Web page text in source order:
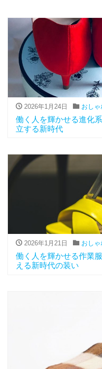
2026年1月24日 おしゃ
働く人を輝かせる進化
立する新時代
2026年1月21日 おしゃ
働く人を輝かせる作業
える新時代の装い